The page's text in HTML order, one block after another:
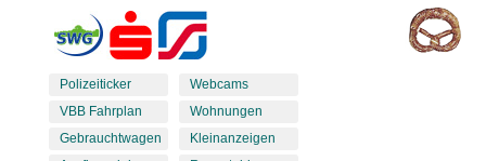
Polizeiticker
VBB Fahrplan
Gebrauchtwagen
Webcams
Wohnungen
Kleinanzeigen